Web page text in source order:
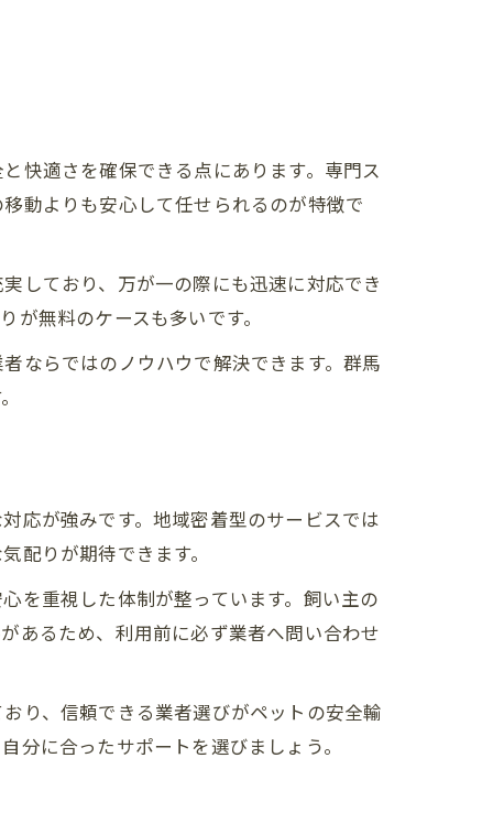
快適さを確保できる点にあります。専門ス
動よりも安心して任せられるのが特徴で
しており、万が一の際にも迅速に対応でき
無料のケースも多いです。
ならではのノウハウで解決できます。群馬
応が強みです。地域密着型のサービスでは
配りが期待できます。
を重視した体制が整っています。飼い主の
あるため、利用前に必ず業者へ問い合わせ
り、信頼できる業者選びがペットの安全輸
分に合ったサポートを選びましょう。